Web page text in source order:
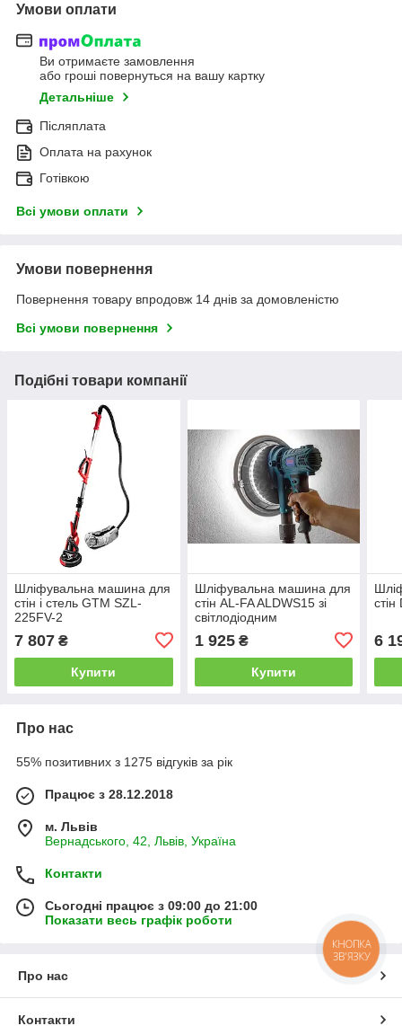
Умови оплати
Ви отримаєте замовлення
або гроші повернуться на вашу картку
Детальніше
Післяплата
Оплата на рахунок
Готівкою
Всі умови оплати
Умови повернення
Повернення товару впродовж 14 днів за домовленістю
Всі умови повернення
Подібні товари компанії
Шліфувальна машина для
стін і стель GTM SZL-
225FV-2
7 807 ₴
Купити
Шліфувальна машина для
стін AL-FA ALDWS15 зі
світлодіодним
1 925₴
Купити
6
Про нас
55% позитивних з 1275 відгуків за рік
Працює з 28.12.2018
м. Львів
Вернадського, 42, Львів, Україна
Контакти
Сьогодні працює з 09:00 до 21:00
Показати весь графік роботи
Про нас
Контакти
КНОПКА
ЗВ'ЯЗКУ